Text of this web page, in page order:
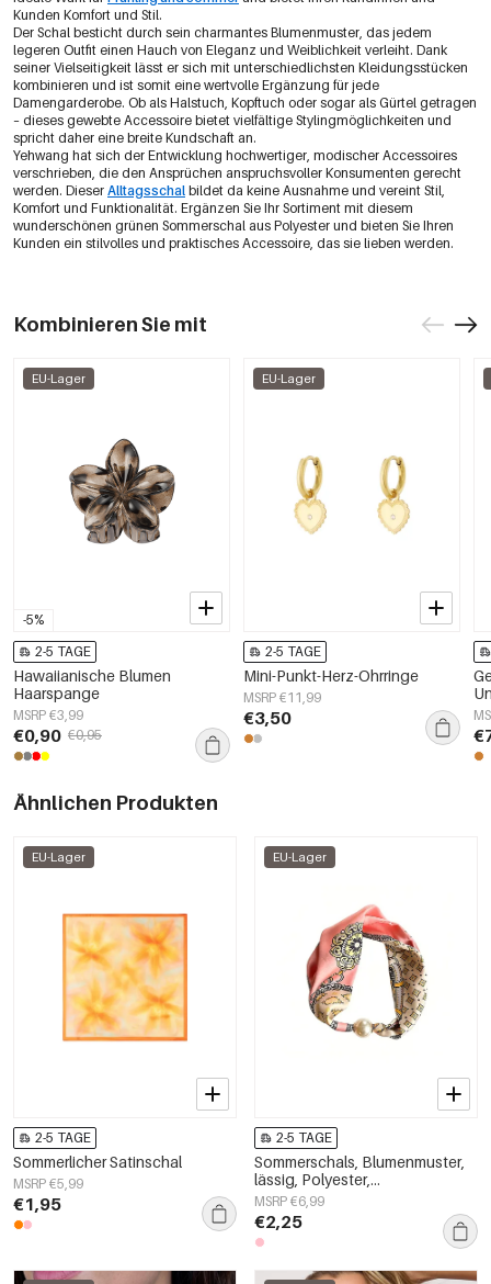
Kunden Komfort und Stil.
Der Schal besticht durch sein charmantes Blumenmuster, das jedem
legeren Outfit einen Hauch von Eleganz und Weiblichkeit verleiht. Dank
seiner Vielseitigkeit lässt er sich mit unterschiedlichsten Kleidungsstücken
kombinieren und ist somit eine wertvolle Ergänzung für jede
Damengarderobe. Ob als Halstuch, Kopftuch oder sogar als Gürtel getragen
– dieses gewebte Accessoire bietet vielfältige Stylingmöglichkeiten und
spricht daher eine breite Kundschaft an.
Yehwang hat sich der Entwicklung hochwertiger, modischer Accessoires
verschrieben, die den Ansprüchen anspruchsvoller Konsumenten gerecht
werden. Dieser Alltagsschal bildet da keine Ausnahme und vereint Stil,
Komfort und Funktionalität. Ergänzen Sie Ihr Sortiment mit diesem
wunderschönen grünen Sommerschal aus Polyester und bieten Sie Ihren
Kunden ein stilvolles und praktisches Accessoire, das sie lieben werden.
Kombinieren Sie mit
-5%
EU-Lager
2-5 TAGE
Hawaiianische Blumen
Haarspange
MSRP €3,99
€0,90 €0,95
EU-Lager
2-5 TAGE
Mini-Punkt-Herz-Ohrringe
MSRP €11,99
€3,50
Ähnlichen Produkten
EU-Lager
2-5 TAGE
Sommerlicher Satinschal
MSRP €5,99
€1,95
EU-Lager
2-5 TAGE
Sommerschals, Blumenmuster,
lässig, Polyester,
Alltagsaccessoires
MSRP €6,99
€2,25